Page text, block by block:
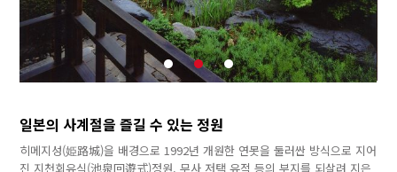
일본의 사계절을 즐길 수 있는 정원
히메지성(姫路城)을 배경으로 1992년 개원한 연못을 둘러싼 방식으로 지어
진 지천회유식(池泉回遊式)정원. 무사 저택 유적 등의 부지를 되살려 지은